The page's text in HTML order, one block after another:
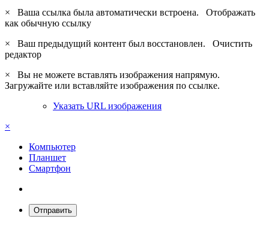
×
Ваша ссылка была автоматически встроена. Отображать
как обычную ссылку
×
Ваш предыдущий контент был восстановлен. Очистить
редактор
×
Вы не можете вставлять изображения напрямую.
Загружайте или вставляйте изображения по ссылке.
Указать URL изображения
×
Компьютер
Планшет
Смартфон
Отправить